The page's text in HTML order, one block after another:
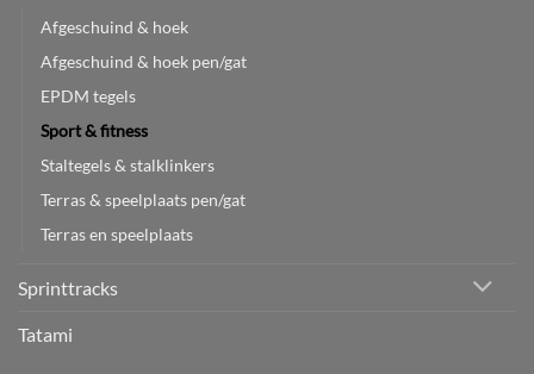
Afgeschuind & hoek
Afgeschuind & hoek pen/gat
EPDM tegels
Sport & fitness
Staltegels & stalklinkers
Terras & speelplaats pen/gat
Terras en speelplaats
Sprinttracks
Tatami